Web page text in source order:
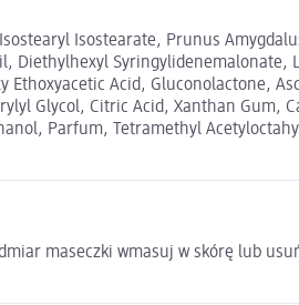
Isostearate, Prunus
Diethylhexyl
Acid, Gluconolactone,
Glycol, Citric Acid, Xanthan Gum,
Parfum, Tetramethyl
maseczki wmasuj w skórę lub